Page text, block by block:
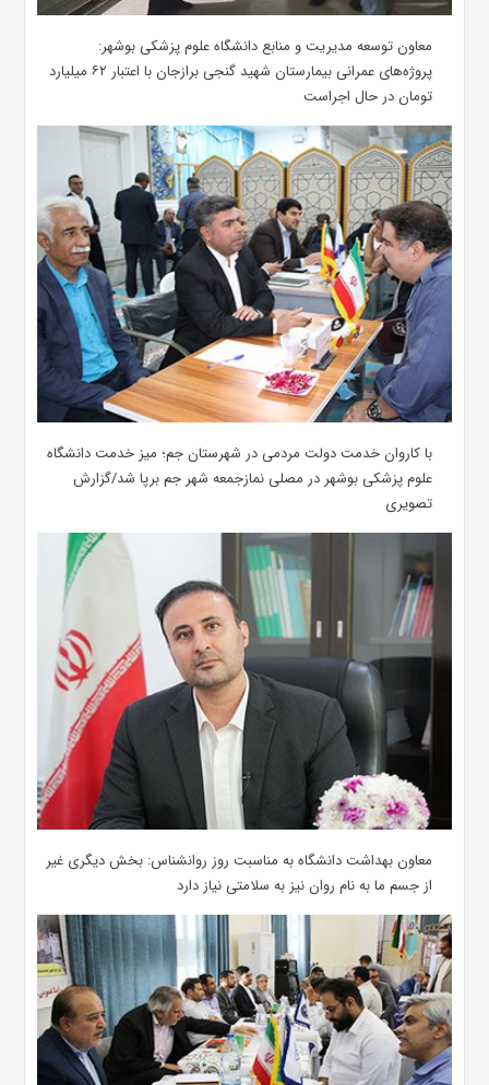
معاون توسعه مدیریت و منابع دانشگاه علوم پزشکی بوشهر:
پروژه‌های عمرانی بیمارستان شهید گنجی برازجان با اعتبار ۶۲ میلیارد
تومان در حال اجراست
با کاروان خدمت دولت مردمی در شهرستان جم؛ میز خدمت دانشگاه
علوم پزشکی بوشهر در مصلی نمازجمعه شهر جم برپا شد/گزارش
تصویری
معاون بهداشت دانشگاه به مناسبت روز روانشناس: بخش دیگری غیر
از جسم ما به نام روان نیز به سلامتی نیاز دارد